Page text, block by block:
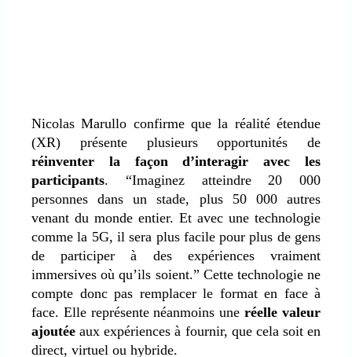
Nicolas Marullo confirme que la réalité étendue
(XR) présente plusieurs opportunités de
réinventer la façon d’interagir avec les
participants. “Imaginez atteindre 20 000
personnes dans un stade, plus 50 000 autres
venant du monde entier. Et avec une technologie
comme la 5G, il sera plus facile pour plus de gens
de participer à des expériences vraiment
immersives où qu’ils soient.” Cette technologie ne
compte donc pas remplacer le format en face à
face. Elle représente néanmoins une réelle valeur
ajoutéeaux expériences à fournir, que cela soit en
direct, virtuel ou hybride.